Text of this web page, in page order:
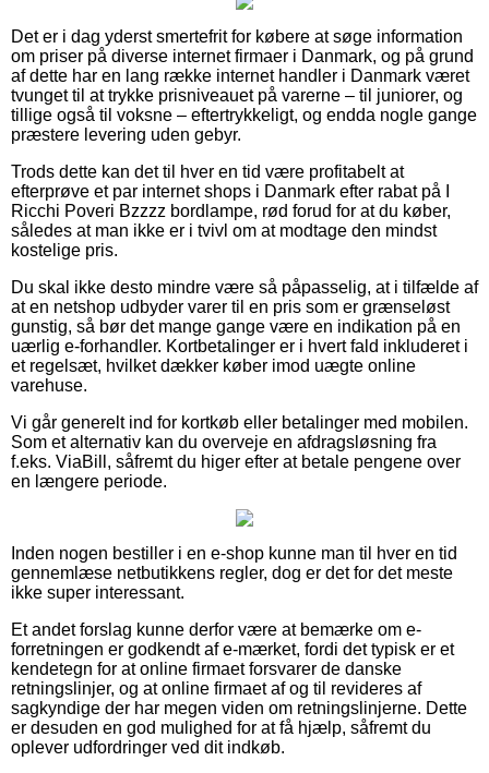
Det er i dag yderst smertefrit for købere at søge information
om priser på diverse internet firmaer i Danmark, og på grund
af dette har en lang række internet handler i Danmark været
tvunget til at trykke prisniveauet på varerne – til juniorer, og
tillige også til voksne – eftertrykkeligt, og endda nogle gange
præstere levering uden gebyr.
Trods dette kan det til hver en tid være profitabelt at
efterprøve et par internet shops i Danmark efter rabat på I
Ricchi Poveri Bzzzz bordlampe, rød forud for at du køber,
således at man ikke er i tvivl om at modtage den mindst
kostelige pris.
Du skal ikke desto mindre være så påpasselig, at i tilfælde af
at en netshop udbyder varer til en pris som er grænseløst
gunstig, så bør det mange gange være en indikation på en
uærlig e-forhandler. Kortbetalinger er i hvert fald inkluderet i
et regelsæt, hvilket dækker køber imod uægte online
varehuse.
Vi går generelt ind for kortkøb eller betalinger med mobilen.
Som et alternativ kan du overveje en afdragsløsning fra
f.eks. ViaBill, såfremt du higer efter at betale pengene over
en længere periode.
Inden nogen bestiller i en e-shop kunne man til hver en tid
gennemlæse netbutikkens regler, dog er det for det meste
ikke super interessant.
Et andet forslag kunne derfor være at bemærke om e-
forretningen er godkendt af e-mærket, fordi det typisk er et
kendetegn for at online firmaet forsvarer de danske
retningslinjer, og at online firmaet af og til revideres af
sagkyndige der har megen viden om retningslinjerne. Dette
er desuden en god mulighed for at få hjælp, såfremt du
oplever udfordringer ved dit indkøb.